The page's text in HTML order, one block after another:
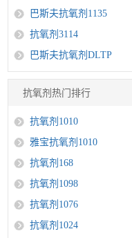
巴斯夫抗氧剂1135
抗氧剂3114
巴斯夫抗氧剂DLTP
抗氧剂热门排行
抗氧剂1010
雅宝抗氧剂1010
抗氧剂168
抗氧剂1098
抗氧剂1076
抗氧剂1024